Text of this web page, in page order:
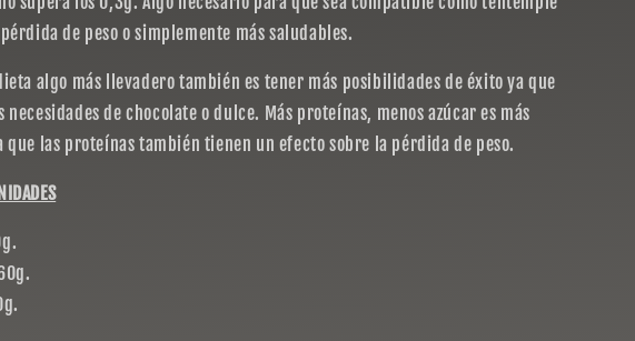
de peso o simplemente más saludables.
algo más llevadero también es tener más posibilidades de éxito ya que
necesidades de chocolate o dulce. Más proteínas, menos azúcar es más
que las proteínas también tienen un efecto sobre la pérdida de peso.